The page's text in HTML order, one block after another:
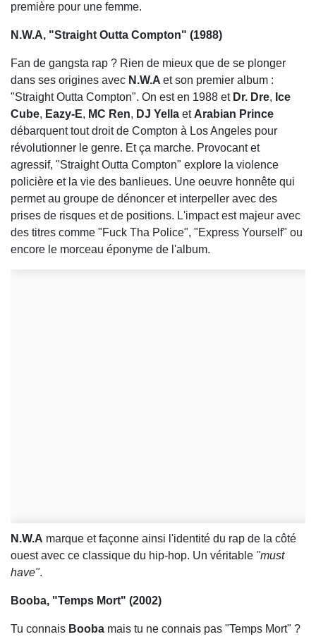
première pour une femme.
N.W.A, "Straight Outta Compton" (1988)
Fan de gangsta rap ? Rien de mieux que de se plonger
dans ses origines avec N.W.A et son premier album :
"Straight Outta Compton". On est en 1988 et Dr. Dre, Ice
Cube, Eazy-E, MC Ren, DJ Yella et Arabian Prince
débarquent tout droit de Compton à Los Angeles pour
révolutionner le genre. Et ça marche. Provocant et
agressif, "Straight Outta Compton" explore la violence
policière et la vie des banlieues. Une oeuvre honnête qui
permet au groupe de dénoncer et interpeller avec des
prises de risques et de positions. L'impact est majeur avec
des titres comme "Fuck Tha Police", "Express Yourself" ou
encore le morceau éponyme de l'album.
N.W.A marque et façonne ainsi l'identité du rap de la côté
ouest avec ce classique du hip-hop. Un véritable "must
have".
Booba, "Temps Mort" (2002)
Tu connais Booba mais tu ne connais pas "Temps Mort" ?